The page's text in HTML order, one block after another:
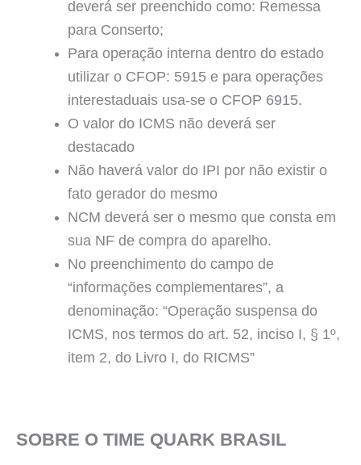
deverá ser preenchido como: Remessa
para Conserto;
Para operação interna dentro do estado
utilizar o CFOP: 5915 e para operações
interestaduais usa-se o CFOP 6915.
O valor do ICMS não deverá ser
destacado
Não haverá valor do IPI por não existir o
fato gerador do mesmo
NCM deverá ser o mesmo que consta em
sua NF de compra do aparelho.
No preenchimento do campo de
“informações complementares”, a
denominação: “Operação suspensa do
ICMS, nos termos do art. 52, inciso I, § 1º,
item 2, do Livro I, do RICMS”
SOBRE O TIME QUARK BRASIL